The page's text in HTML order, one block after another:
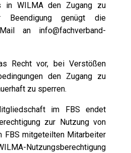
in WILMA den Zugang zu
Beendigung genügt die
Mail an info@fachverband-
Recht vor, bei Verstößen
den Zugang zu
zu sperren.
im FBS endet
zur Nutzung von
FBS mitgeteilten Mitarbeiter
Nutzungsberechtigung